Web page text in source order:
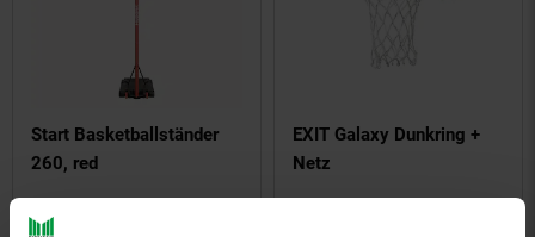
Start Basketballständer
260, red
EXIT Galaxy Dunkring +
Netz